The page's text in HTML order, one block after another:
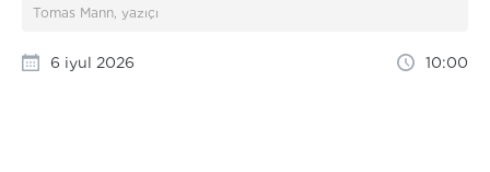
Tomas Mann, yazıçı
6 iyul 2026 10:00